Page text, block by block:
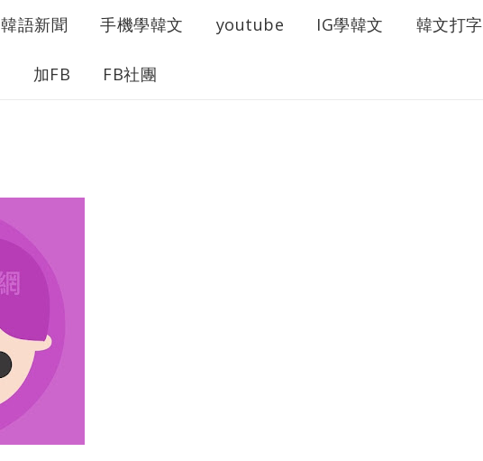
韓語新聞 手機學韓文 youtube IG學韓文 韓文打字
加FB FB社團